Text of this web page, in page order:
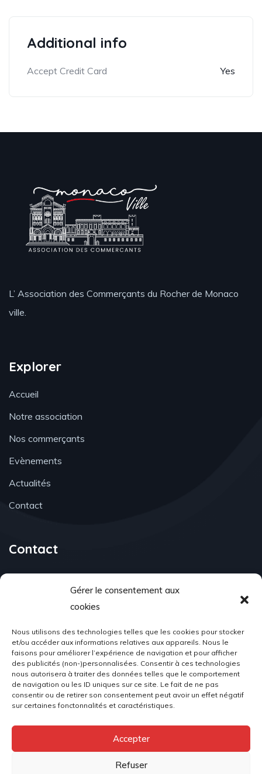
Gérer le consentement aux
cookies
Nous utilisons des technologies telles que les cookies pour stocker
et/ou accéder aux informations relatives aux appareils. Nous le
faisons pour améliorer l’expérience de navigation et pour afficher
des publicités (non-)personnalisées. Consentir à ces technologies
nous autorisera à traiter des données telles que le comportement
de navigation ou les ID uniques sur ce site. Le fait de ne pas
consentir ou de retirer son consentement peut avoir un effet négatif
sur certaines fonctonnalités et caractéristiques.
Accepter
Refuser
Additional info
Accept Credit Card Yes
L’ Association des Commerçants du Rocher de Monaco
ville.
Explorer
Accueil
Notre association
Nos commerçants
Evènements
Actualités
Contact
Contact
associationacr98@gmail.com
Location
Place du Palais, 98000 Monaco